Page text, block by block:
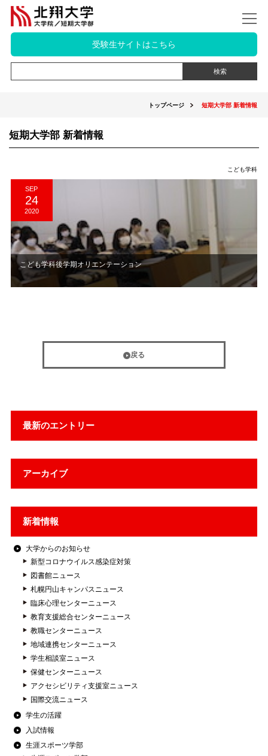
受験生サイトはこちら
トップページ 短期大学部 新着情報
最新のエントリー
アーカイブ
新着情報
大学からのお知らせ
新型コロナウイルス感染症対策
図書館ニュース
札幌円山キャンパスニュース
臨床心理センターニュース
教育支援総合センターニュース
教職センターニュース
地域連携センターニュース
学生相談室ニュース
保健センターニュース
アクセシビリティ支援室ニュース
国際交流ニュース
学生の活躍
入試情報
生涯スポーツ学部
短期大学部 新着情報
こども学科
SEP
24
2020
こども学科後学期オリエンテーション
戻る